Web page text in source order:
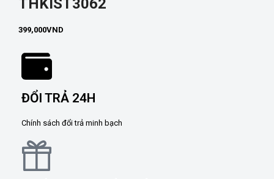
THKIST3062
399,000VND
ĐỔI TRẢ 24H
Chính sách đổi trả minh bạch